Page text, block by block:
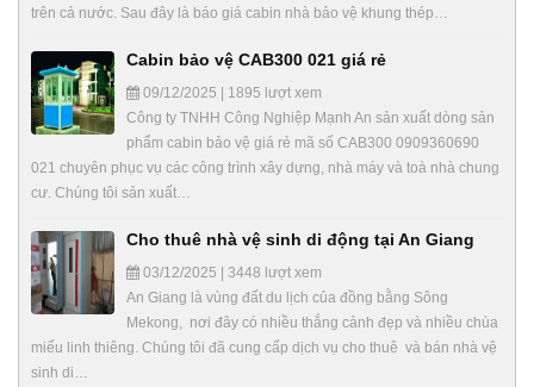
trên cả nước. Sau đây là báo giá cabin nhà bảo vệ khung thép…
Cabin bảo vệ CAB300 021 giá rẻ
09/12/2025 | 1895 lượt xem
Công ty TNHH Công Nghiệp Mạnh An sản xuất dòng sản
phẩm cabin bảo vệ giá rẻ mã số CAB300 0909360690
021 chuyên phục vụ các công trình xây dựng, nhà máy và toà nhà chung
cư. Chúng tôi sản xuất…
Cho thuê nhà vệ sinh di động tại An Giang
03/12/2025 | 3448 lượt xem
An Giang là vùng đất du lịch của đồng bằng Sông
Mekong, nơi đây có nhiều thắng cảnh đẹp và nhiều chùa
miếu linh thiêng. Chúng tôi đã cung cấp dịch vụ cho thuê và bán nhà vệ
sinh di…